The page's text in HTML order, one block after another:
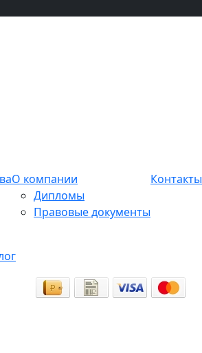
О компании
Дипломы
Правовые документы
Контакты